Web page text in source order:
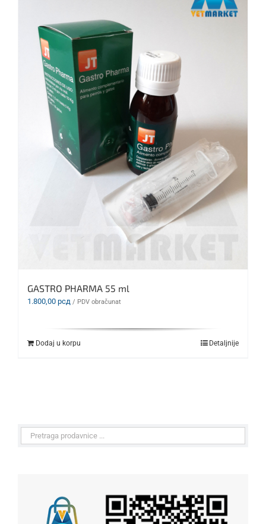
GASTRO PHARMA 55 ml
1.800,00 рсд / PDV obračunat
Dodaj u korpu Detaljnije